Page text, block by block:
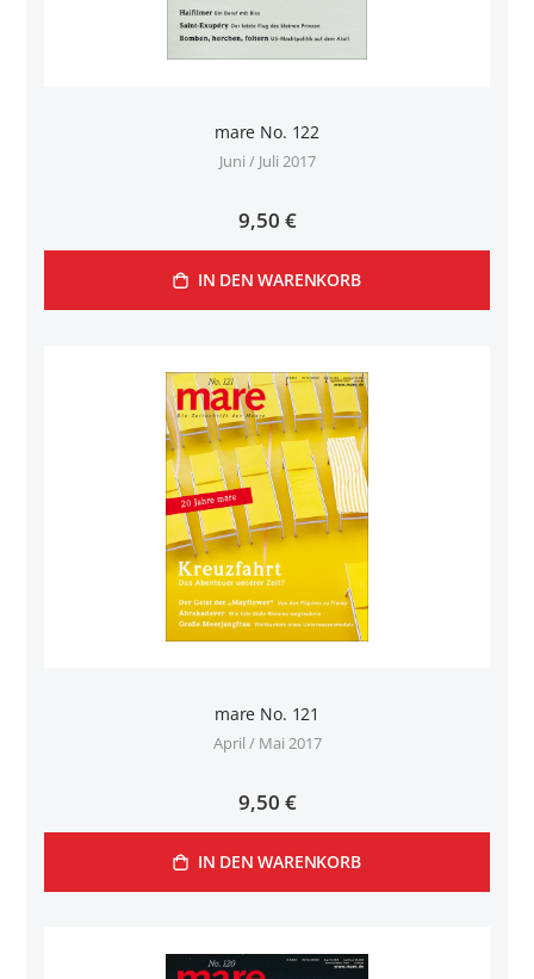
mare No. 122
Juni / Juli 2017
9,50 €
IN DEN WARENKORB
mare No. 121
April / Mai 2017
9,50 €
IN DEN WARENKORB